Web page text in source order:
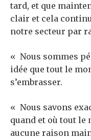
tard, et que
clair et cela
notre secteur par
« Nous sommes
idée que tout le
s’embrasser.
« Nous savons
quand et où tout le
aucune raison